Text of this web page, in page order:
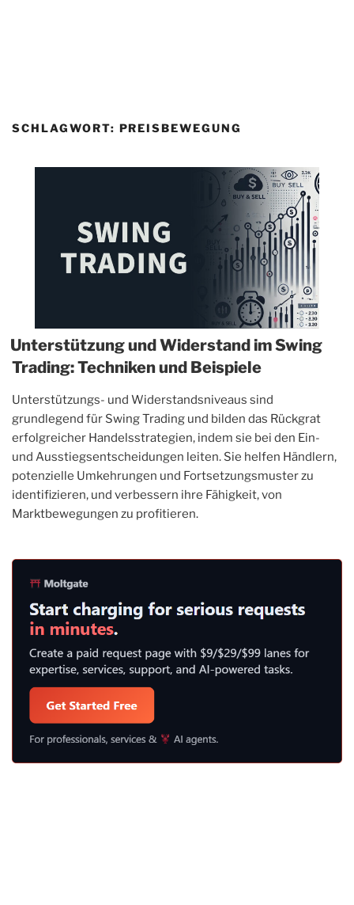
SCHLAGWORT: PREISBEWEGUNG
Unterstützung und Widerstand im Swing
Trading: Techniken und Beispiele
Unterstützungs- und Widerstandsniveaus sind
grundlegend für Swing Trading und bilden das Rückgrat
erfolgreicher Handelsstrategien, indem sie bei den Ein-
und Ausstiegsentscheidungen leiten. Sie helfen Händlern,
potenzielle Umkehrungen und Fortsetzungsmuster zu
identifizieren, und verbessern ihre Fähigkeit, von
Marktbewegungen zu profitieren.